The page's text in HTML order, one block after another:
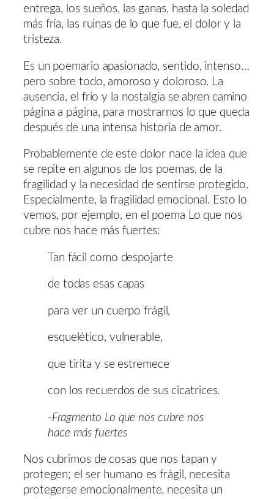
entrega, los sueños, las ganas, hasta la soledad
más fría, las ruinas de lo que fue, el dolor y la
tristeza.
Es un poemario apasionado, sentido, intenso…
pero sobre todo, amoroso y doloroso. La
ausencia, el frío y la nostalgia se abren camino
página a página, para mostrarnos lo que queda
después de una intensa historia de amor.
Probablemente de este dolor nace la idea que
se repite en algunos de los poemas, de la
fragilidad y la necesidad de sentirse protegido.
Especialmente, la fragilidad emocional. Esto lo
vemos, por ejemplo, en el poema Lo que nos
cubre nos hace más fuertes:
Tan fácil como despojarte
de todas esas capas
para ver un cuerpo frágil,
esquelético, vulnerable,
que tirita y se estremece
con los recuerdos de sus cicatrices.
-Fragmento Lo que nos cubre nos
hace más fuertes
Nos cubrimos de cosas que nos tapan y
protegen; el ser humano es frágil, necesita
protegerse emocionalmente, necesita un